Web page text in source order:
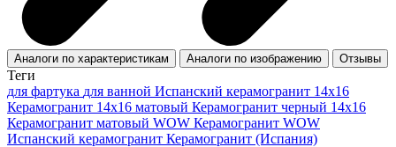
Аналоги по характеристикам Аналоги по изображению Отзывы
Теги
для фартука для ванной Испанский керамогранит 14x16
Керамогранит 14x16 матовый Керамогранит черный 14x16
Керамогранит матовый WOW Керамогранит WOW
Испанский керамогранит Керамогранит (Испания)